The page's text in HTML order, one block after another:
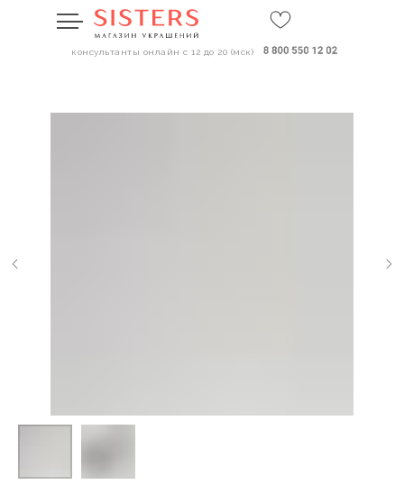
консультанты онлайн с 12 до 20 (мск)